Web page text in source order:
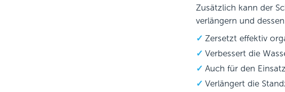
Zusätzlich kann der
verlängern und
Zersetzt effektiv
Verbessert die
Auch für den
Verlängert die